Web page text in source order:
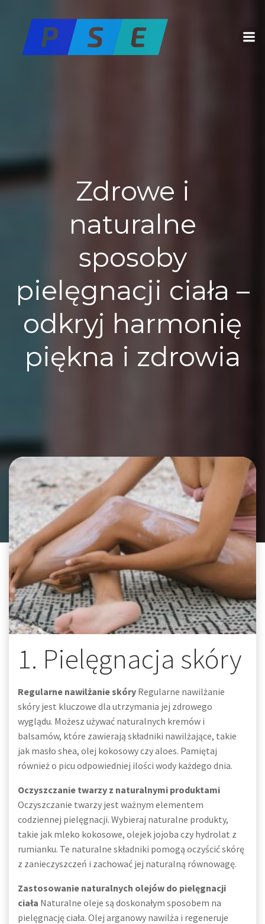
to
content
Zdrowe i
naturalne
sposoby
pielęgnacji ciała –
odkryj harmonię
piękna i zdrowia
1. Pielęgnacja skóry
Regularne nawilżanie skóry Regularne nawilżanie
skóry jest kluczowe dla utrzymania jej zdrowego
wyglądu. Możesz używać naturalnych kremów i
balsamów, które zawierają składniki nawilżające, takie
jak masło shea, olej kokosowy czy aloes. Pamiętaj
również o picu odpowiedniej ilości wody każdego dnia.
Oczyszczanie twarzy z naturalnymi produktami
Oczyszczanie twarzy jest ważnym elementem
codziennej pielęgnacji. Wybieraj naturalne produkty,
takie jak mleko kokosowe, olejek jojoba czy hydrolat z
rumianku. Te naturalne składniki pomogą oczyścić skórę
z zanieczyszczeń i zachować jej naturalną równowagę.
Zastosowanie naturalnych olejów do pielęgnacji
ciała Naturalne oleje są doskonałym sposobem na
pielęgnację ciała. Olej arganowy nawilża i regeneruje